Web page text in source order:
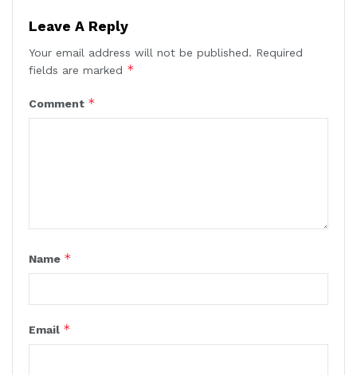
Leave A Reply
Your email address will not be published. Required
fields are marked *
Comment *
Name *
Email *